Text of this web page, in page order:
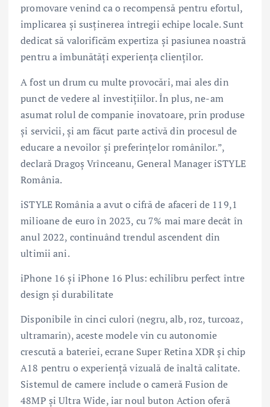
promovare venind ca o recompensă pentru efortul,
implicarea și susținerea întregii echipe locale. Sunt
dedicat să valorificăm expertiza și pasiunea noastră
pentru a îmbunătăți experiența clienților.
A fost un drum cu multe provocări, mai ales din
punct de vedere al investițiilor. În plus, ne-am
asumat rolul de companie inovatoare, prin produse
și servicii, și am făcut parte activă din procesul de
educare a nevoilor și preferințelor românilor.”,
declară Dragoș Vrînceanu, General Manager iSTYLE
România.
iSTYLE România a avut o cifră de afaceri de 119,1
milioane de euro în 2023, cu 7% mai mare decât în
anul 2022, continuând trendul ascendent din
ultimii ani.
iPhone 16 și iPhone 16 Plus: echilibru perfect între
design și durabilitate
Disponibile în cinci culori (negru, alb, roz, turcoaz,
ultramarin), aceste modele vin cu autonomie
crescută a bateriei, ecrane Super Retina XDR și chip
A18 pentru o experiență vizuală de înaltă calitate.
Sistemul de camere include o cameră Fusion de
48MP și Ultra Wide, iar noul buton Action oferă